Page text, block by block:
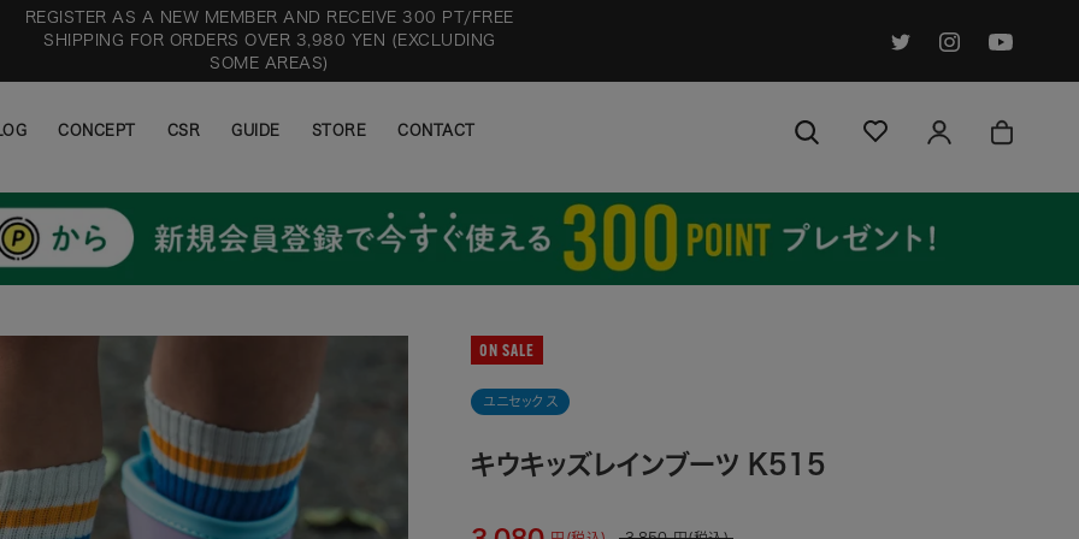
REGISTER AS A NEW MEMBER AND RECEIVE 300 PT/FREE
SHIPPING FOR ORDERS OVER 3,980 YEN (EXCLUDING
SOME AREAS)
CONCEPT CSR GUIDE STORE CONTACT
ON SALE
ユニセックス
キウキッズレインブーツ K515